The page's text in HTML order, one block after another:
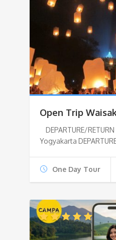
Open Trip
DEPARTURE/
Yogyakarta
One Day Tour